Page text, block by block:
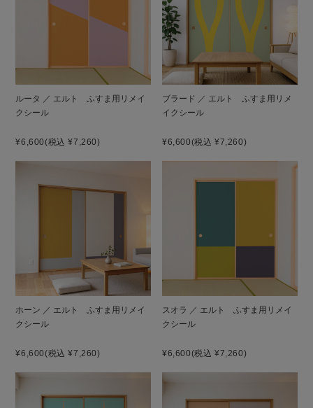
ルータ ／ エルト ふすま用リメイ
クシール
¥6,600(税込 ¥7,260)
ブラード ／ エルト ふすま用リメ
イクシール
¥6,600(税込 ¥7,260)
ホーン ／ エルト ふすま用リメイ
クシール
¥6,600(税込 ¥7,260)
スオラ ／ エルト ふすま用リメイ
クシール
¥6,600(税込 ¥7,260)